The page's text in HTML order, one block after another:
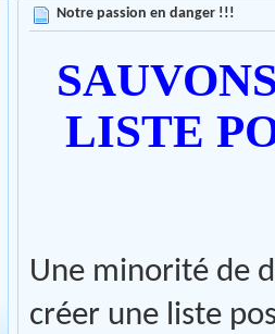
Notre passion en danger !!!
LISTE
Une minorité de
créer une liste